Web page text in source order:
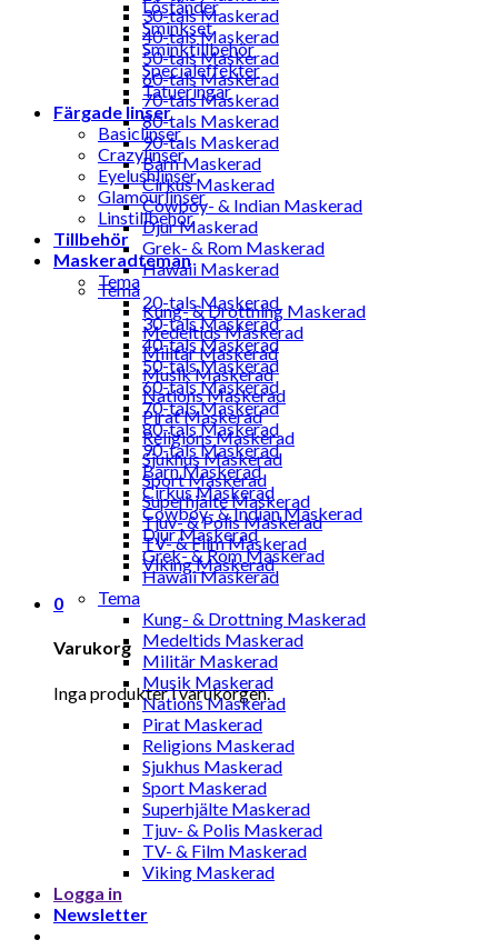
30-tals Maskerad
40-tals Maskerad
50-tals Maskerad
60-tals Maskerad
70-tals Maskerad
80-tals Maskerad
90-tals Maskerad
Barn Maskerad
Cirkus Maskerad
Cowboy- & Indian Maskerad
Djur Maskerad
Grek- & Rom Maskerad
Hawaii Maskerad
Tema
Kung- & Drottning Maskerad
Medeltids Maskerad
Militär Maskerad
Musik Maskerad
Nations Maskerad
Pirat Maskerad
Religions Maskerad
Sjukhus Maskerad
Sport Maskerad
Superhjälte Maskerad
Tjuv- & Polis Maskerad
TV- & Film Maskerad
Viking Maskerad
0
Varukorg
Inga produkter i varukorgen.
Löständer
Sminkset
Sminktillbehör
Specialeffekter
Tatueringar
Färgade linser
Basiclinser
Crazylinser
Eyelushlinser
Glamourlinser
Linstillbehör
Tillbehör
Maskeradteman
Tema
20-tals Maskerad
30-tals Maskerad
40-tals Maskerad
50-tals Maskerad
60-tals Maskerad
70-tals Maskerad
80-tals Maskerad
90-tals Maskerad
Barn Maskerad
Cirkus Maskerad
Cowboy- & Indian Maskerad
Djur Maskerad
Grek- & Rom Maskerad
Hawaii Maskerad
Tema
Kung- & Drottning Maskerad
Medeltids Maskerad
Militär Maskerad
Musik Maskerad
Nations Maskerad
Pirat Maskerad
Religions Maskerad
Sjukhus Maskerad
Sport Maskerad
Superhjälte Maskerad
Tjuv- & Polis Maskerad
TV- & Film Maskerad
Viking Maskerad
Logga in
Newsletter